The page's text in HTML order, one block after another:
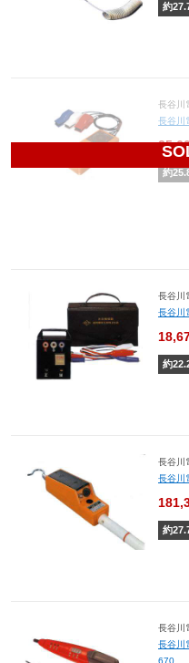
約
長谷川
長谷
約
長谷川
長谷
約
長谷川
長谷
約
長谷川
長谷
670